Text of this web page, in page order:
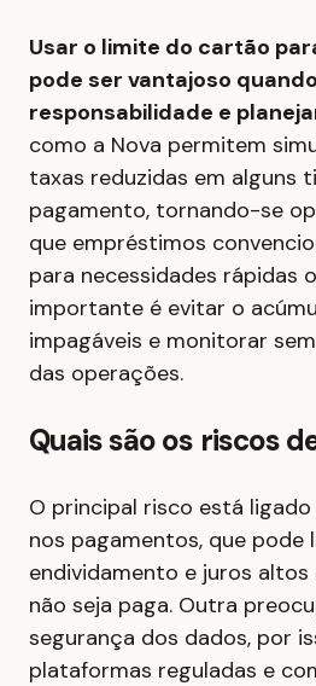
Usar o limite do cartão
pode ser vantajoso
responsabilidade e
como a Nova permitem
taxas reduzidas em alguns
pagamento, tornando-se
que empréstimos
para necessidades rápidas
importante é evitar o
impagáveis e monitorar
das operações.
Quais são os riscos
O principal risco está
nos pagamentos, que pode
endividamento e juros
não seja paga. Outra
segurança dos dados, por
plataformas reguladas e